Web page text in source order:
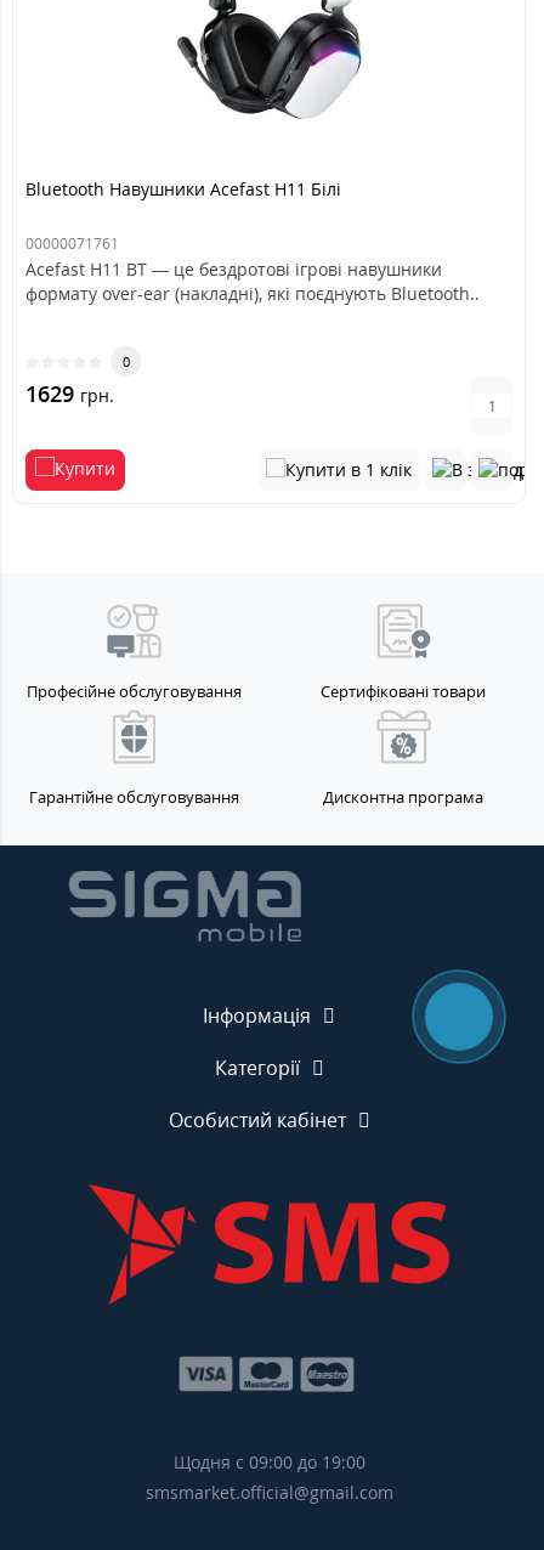
Bluetooth Навушники Acefast H11 Білі
00000071761
Acefast H11 BT — це бездротові ігрові навушники
формату over-ear (накладні), які поєднують Bluetooth..
0
1629 грн.
Професійне обслуговування Сертифіковані товари
Гарантійне обслуговування Дисконтна програма
Інформація
Категорії
Особистий кабінет
Щодня с 09:00 до 19:00
smsmarket.official@gmail.com